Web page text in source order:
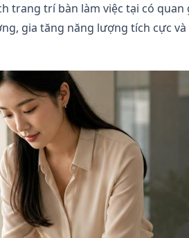
trang trí bàn làm việc tại có
gia tăng năng lượng tích cực và